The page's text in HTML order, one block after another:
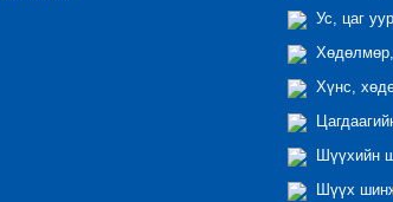
Ус, цаг
Хүнс,
Шүүхийн
Шүүх